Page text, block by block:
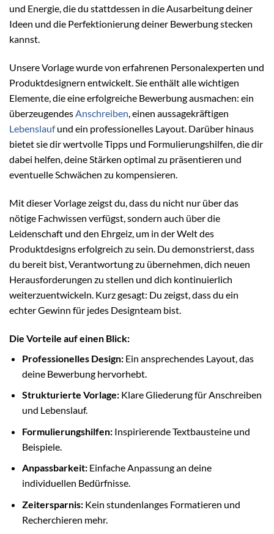
und Energie, die du stattdessen in die Ausarbeitung deiner
Ideen und die Perfektionierung deiner Bewerbung stecken
kannst.
Unsere Vorlage wurde von erfahrenen Personalexperten und
Produktdesignern entwickelt. Sie enthält alle wichtigen
Elemente, die eine erfolgreiche Bewerbung ausmachen: ein
überzeugendesAnschreiben, einen aussagekräftigen
Lebenslaufund ein professionelles Layout. Darüber hinaus
bietet sie dir wertvolle Tipps und Formulierungshilfen, die dir
dabei helfen, deine Stärken optimal zu präsentieren und
eventuelle Schwächen zu kompensieren.
Mit dieser Vorlage zeigst du, dass du nicht nur über das
nötige Fachwissen verfügst, sondern auch über die
Leidenschaft und den Ehrgeiz, um in der Welt des
Produktdesigns erfolgreich zu sein. Du demonstrierst, dass
du bereit bist, Verantwortung zu übernehmen, dich neuen
Herausforderungen zu stellen und dich kontinuierlich
weiterzuentwickeln. Kurz gesagt: Du zeigst, dass du ein
echter Gewinn für jedes Designteam bist.
Die Vorteile auf einen Blick:
Professionelles Design:Ein ansprechendes Layout, das
deine Bewerbung hervorhebt.
Strukturierte Vorlage:Klare Gliederung für Anschreiben
und Lebenslauf.
Formulierungshilfen:Inspirierende Textbausteine und
Beispiele.
Anpassbarkeit:Einfache Anpassung an deine
individuellen Bedürfnisse.
Zeitersparnis:Kein stundenlanges Formatieren und
Recherchieren mehr.